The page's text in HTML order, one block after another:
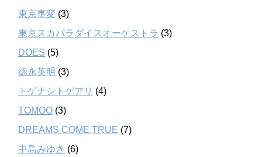
東京事変 (3)
東京スカパラダイスオーケストラ (3)
DOES (5)
徳永英明 (3)
トゲナシトゲアリ (4)
TOMOO (3)
DREAMS COME TRUE (7)
中島みゆき (6)